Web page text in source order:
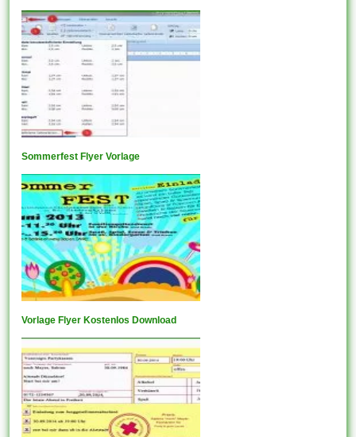
Sommerfest Flyer Vorlage
Vorlage Flyer Kostenlos Download